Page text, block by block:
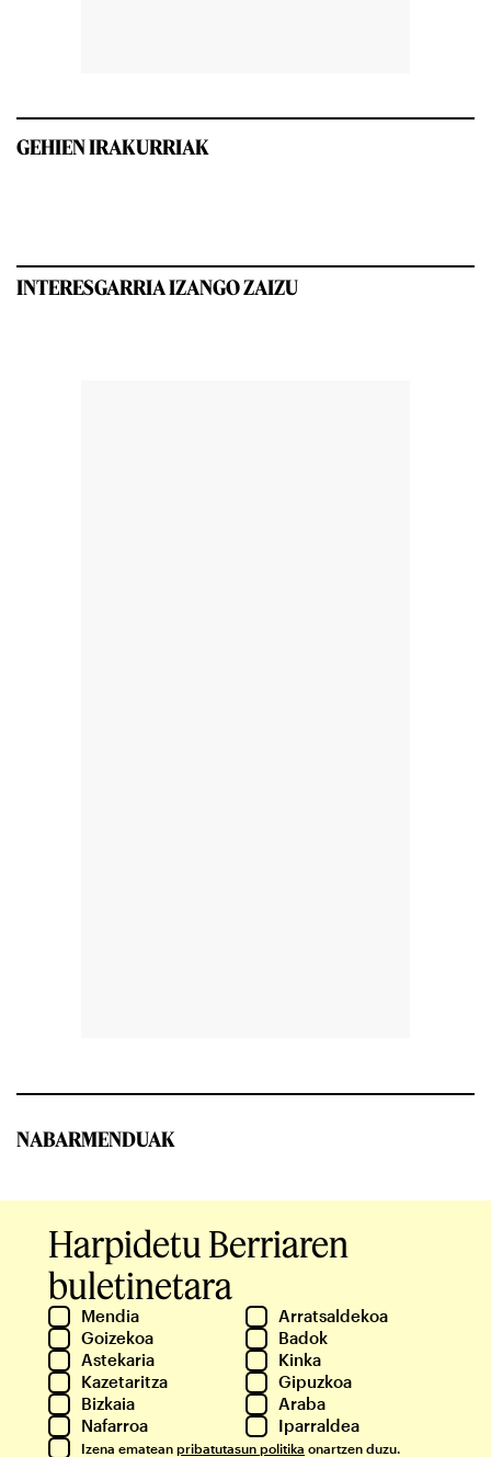
GEHIEN IRAKURRIAK
INTERESGARRIA IZANGO ZAIZU
NABARMENDUAK
Harpidetu Berriaren
buletinetara
Mendia
Arratsaldekoa
Goizekoa
Badok
Astekaria
Kinka
Kazetaritza
Gipuzkoa
Bizkaia
Araba
Nafarroa
Iparraldea
Izena ematean pribatutasun politika onartzen duzu.